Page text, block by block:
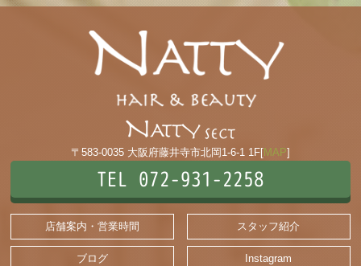
〒583-0035 大阪府藤井寺市北岡1-6-1 1F[MAP]
TEL 072-931-2258
店舗案内・営業時間 スタッフ紹介
ブログ Instagram